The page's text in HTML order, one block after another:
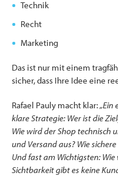
Technik
Recht
Marketing
Das ist nur mit einem
sicher, dass Ihre Idee eine
Rafael Pauly macht klar:„Ein
klare Strategie: Wer ist die
Wie wird der Shop technisch
und Versand aus? Wie
Und fast am Wichtigsten:
Sichtbarkeit gibt es keine